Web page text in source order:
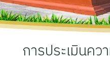
การประเมินค